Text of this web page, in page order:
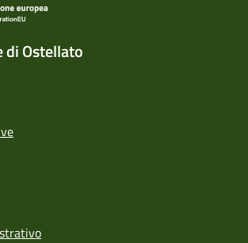
di Ostellato